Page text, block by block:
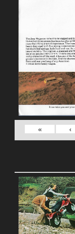
›
»